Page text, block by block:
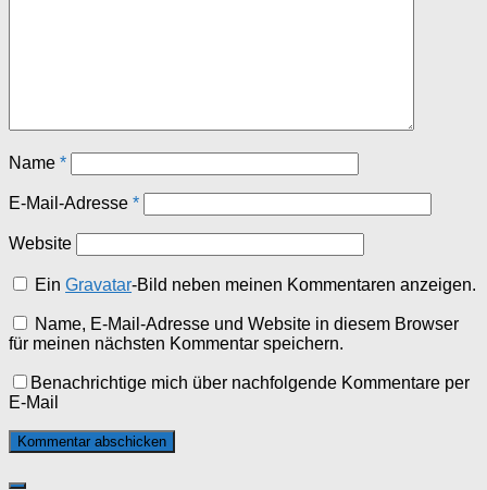
Name *
E-Mail-Adresse *
Website
EinGravatar-Bild neben meinen Kommentaren anzeigen.
Name, E-Mail-Adresse und Website in diesem Browser
für meinen nächsten Kommentar speichern.
Benachrichtige mich über nachfolgende Kommentare per
E-Mail